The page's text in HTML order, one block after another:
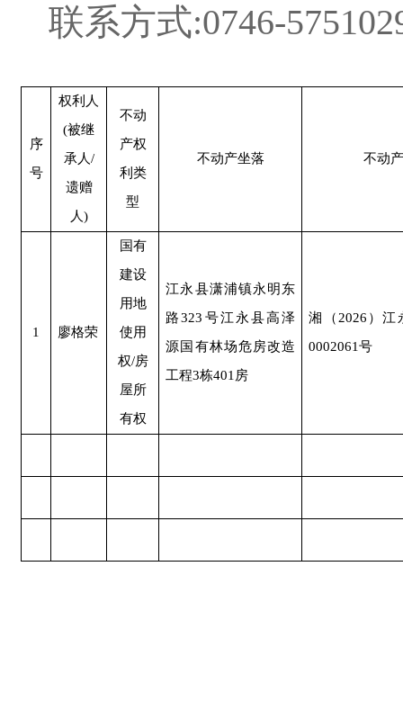
联系方式:0746-
序
号
权利人
(被继
承人/
遗赠
人)
不动
产权
利类
型
不动产坐落 不动
1 廖格荣
国有
建设
用地
使用
权/房
屋所
有权
江永县潇浦镇永明东
路323号江永县高泽
源国有林场危房改造
工程3栋401房
湘（ 2026）江
0002061号